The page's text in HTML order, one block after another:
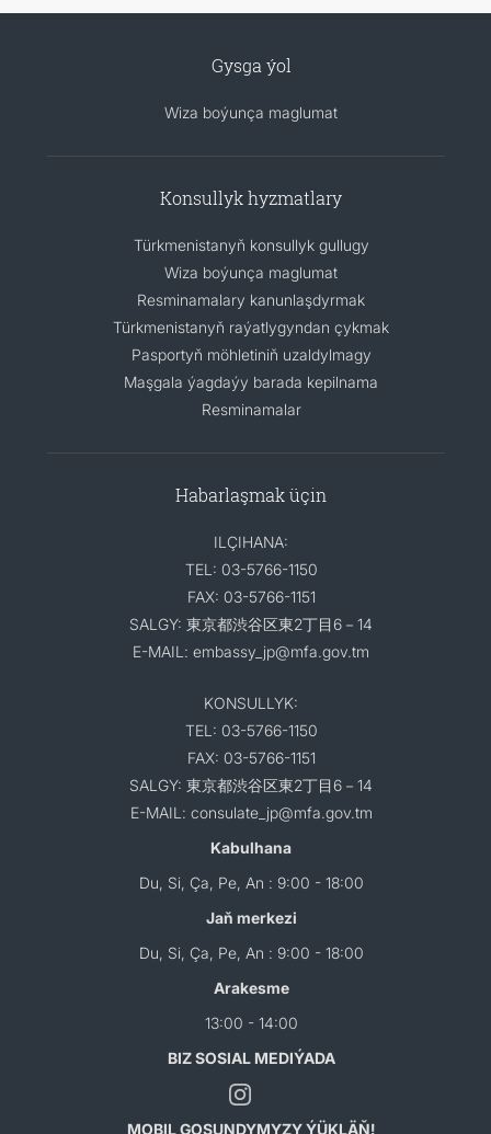
Gysga ýol
Wiza boýunça maglumat
Konsullyk hyzmatlary
Türkmenistanyň konsullyk gullugy
Wiza boýunça maglumat
Resminamalary kanunlaşdyrmak
Türkmenistanyň raýatlygyndan çykmak
Pasportyň möhletiniň uzaldylmagy
Maşgala ýagdaýy barada kepilnama
Resminamalar
Habarlaşmak üçin
ILÇIHANA:
TEL: 03-5766-1150
FAX: 03-5766-1151
SALGY: 東京都渋谷区東2丁目6－14
E-MAIL: embassy_jp@mfa.gov.tm
KONSULLYK:
TEL: 03-5766-1150
FAX: 03-5766-1151
SALGY: 東京都渋谷区東2丁目6－14
E-MAIL: consulate_jp@mfa.gov.tm
Kabulhana
Du, Si, Ça, Pe, An : 9:00 - 18:00
Jaň merkezi
Du, Si, Ça, Pe, An : 9:00 - 18:00
Arakesme
13:00 - 14:00
BIZ SOSIAL MEDIÝADA
MOBIL GOŞUNDYMYZY ÝÜKLÄŇ!